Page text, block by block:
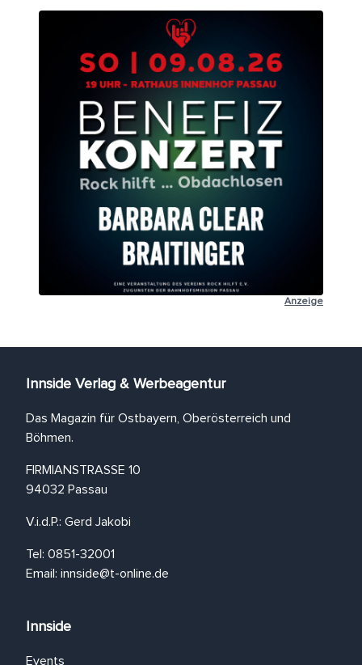
Anzeige
Innside Verlag & Werbeagentur
Das Magazin für Ostbayern, Oberösterreich und
Böhmen.
FIRMIANSTRASSE 10
94032 Passau
V.i.d.P.: Gerd Jakobi
Tel: 0851-32001
Email: innside@t-online.de
Innside
Events